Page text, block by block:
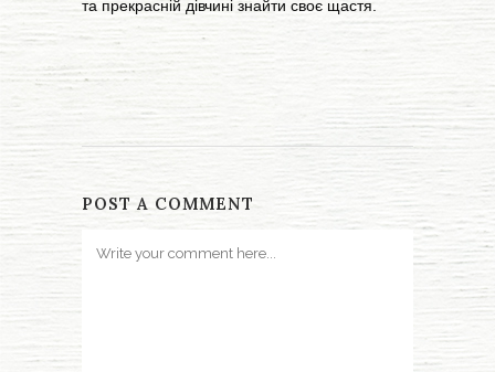
та прекрасній дівчині знайти своє щастя.
POST A COMMENT